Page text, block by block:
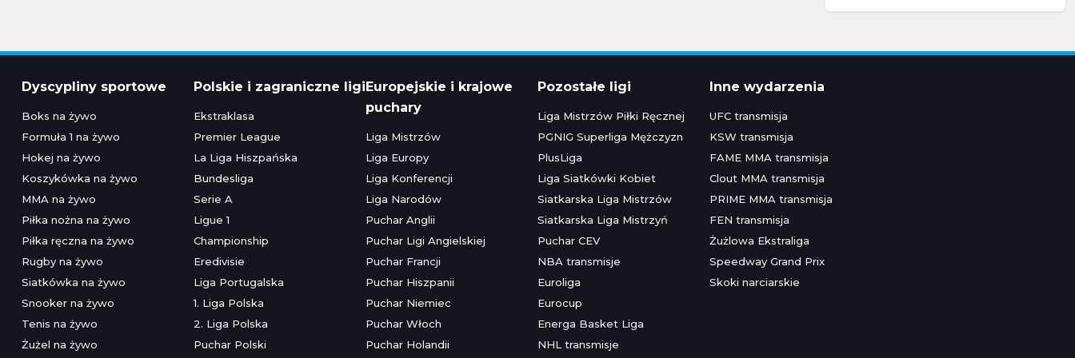
Dyscypliny sportowe
Boks na żywo
Formuła 1 na żywo
Hokej na żywo
Koszykówka na żywo
MMA na żywo
Piłka nożna na żywo
Piłka ręczna na żywo
Rugby na żywo
Siatkówka na żywo
Snooker na żywo
Tenis na żywo
Żużel na żywo
Polskie i zagraniczne ligi
Ekstraklasa
Premier League
La Liga Hiszpańska
Bundesliga
Serie A
Ligue 1
Championship
Eredivisie
Liga Portugalska
1. Liga Polska
2. Liga Polska
Puchar Polski
Europejskie i krajowe
puchary
Liga Mistrzów
Liga Europy
Liga Konferencji
Liga Narodów
Puchar Anglii
Puchar Ligi Angielskiej
Puchar Francji
Puchar Hiszpanii
Puchar Niemiec
Puchar Włoch
Puchar Holandii
Pozostałe ligi
Liga Mistrzów Piłki Ręcznej
PGNIG Superliga Mężczyzn
PlusLiga
Liga Siatkówki Kobiet
Siatkarska Liga Mistrzów
Siatkarska Liga Mistrzyń
Puchar CEV
NBA transmisje
Euroliga
Eurocup
Energa Basket Liga
NHL transmisje
Inne wydarzenia
UFC transmisja
KSW transmisja
FAME MMA transmisja
Clout MMA transmisja
PRIME MMA transmisja
FEN transmisja
Żużlowa Ekstraliga
Speedway Grand Prix
Skoki narciarskie